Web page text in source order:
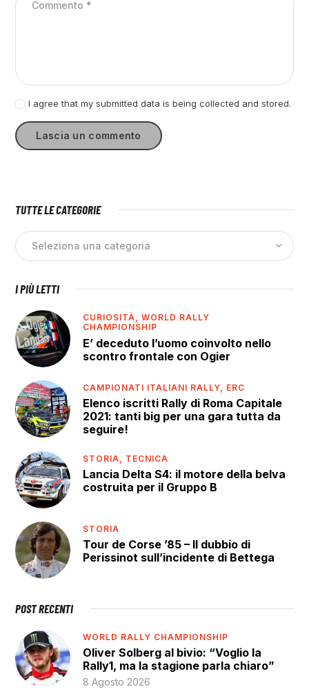
I agree that my submitted data is being collected and stored.
TUTTE LE CATEGORIE
I PIÙ LETTI
CURIOSITÀ,WORLD RALLY
CHAMPIONSHIP
E’ deceduto l’uomo coinvolto nello
scontro frontale con Ogier
CAMPIONATI ITALIANI RALLY, ERC
Elenco iscritti Rally di Roma Capitale
2021: tanti big per una gara tutta da
seguire!
STORIA, TECNICA
Lancia Delta S4: il motore della belva
costruita per il Gruppo B
STORIA
Tour de Corse ’85 – Il dubbio di
Perissinot sull’incidente di Bettega
POST RECENTI
WORLD RALLY CHAMPIONSHIP
Oliver Solberg al bivio: “Voglio la
Rally1, ma la stagione parla chiaro”
8 Agosto 2026